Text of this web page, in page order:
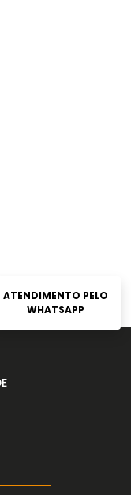
ATENDIMENTO PELO
WHATSAPP